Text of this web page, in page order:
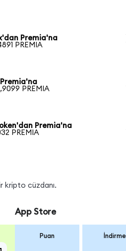
Premia'na
PREMIA
PREMIA
Premia'na
PREMIA
kripto cüzdanı.
App Store
Puan İndirme